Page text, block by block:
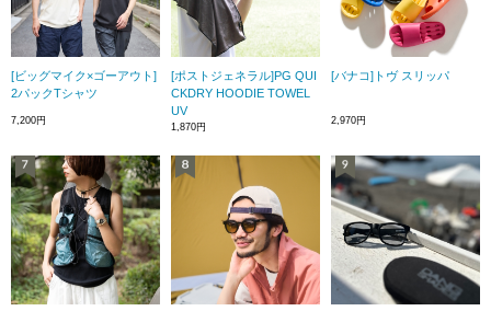
[ビッグマイク×ゴーアウト]
2パックTシャツ
7,200円
[ポストジェネラル]PG QUI
CKDRY HOODIE TOWEL
UV
1,870円
[バナコ]トヴ スリッパ
2,970円